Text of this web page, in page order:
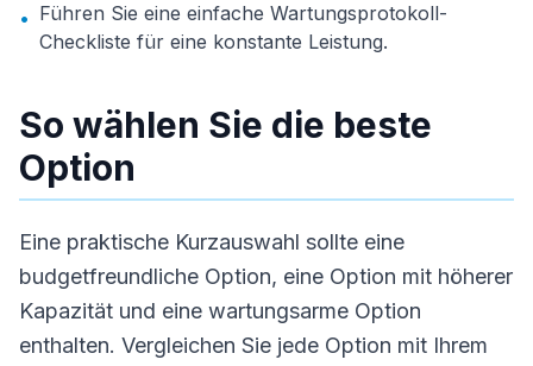
• Führen Sie eine einfache Wartungsprotokoll-
Checkliste für eine konstante Leistung.
So wählen Sie die beste
Option
Eine praktische Kurzauswahl sollte eine
budgetfreundliche Option, eine Option mit höherer
Kapazität und eine wartungsarme Option
enthalten. Vergleichen Sie jede Option mit Ihrem